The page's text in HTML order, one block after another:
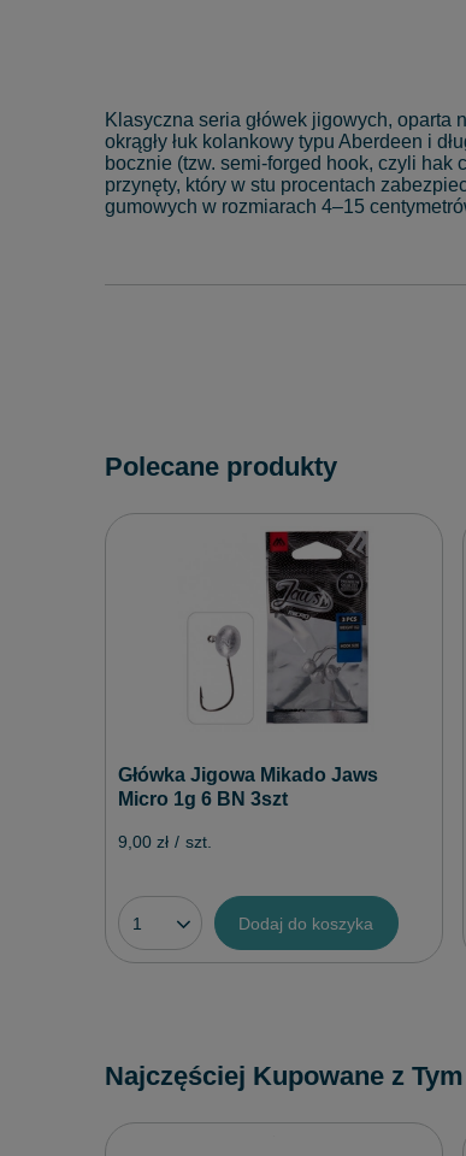
Klasyczna seria główek jigowych, oparta
okrągły łuk kolankowy typu Aberdeen i
bocznie (tzw. semi-forged hook, czyli
przynęty, który w stu procentach
gumowych w rozmiarach 4–15
Polecane produkty
Główka Jigowa Mikado Jaws
Micro 1g 6 BN 3szt
9,00 zł / szt.
Dodaj do koszyka
Najczęściej Kupowane z